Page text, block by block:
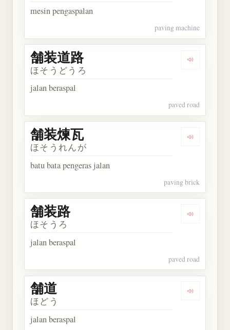
mesin pengaspalan
paving machine
Dengarkan
舗装道路
ほそうどうろ
jalan beraspal
paved road
Dengarkan
舗装煉瓦
ほそうれんが
batu bata pengeras jalan
paving brick
Dengarkan
舗装路
ほそうろ
jalan beraspal
paved road
Dengarkan
舗道
ほどう
jalan beraspal